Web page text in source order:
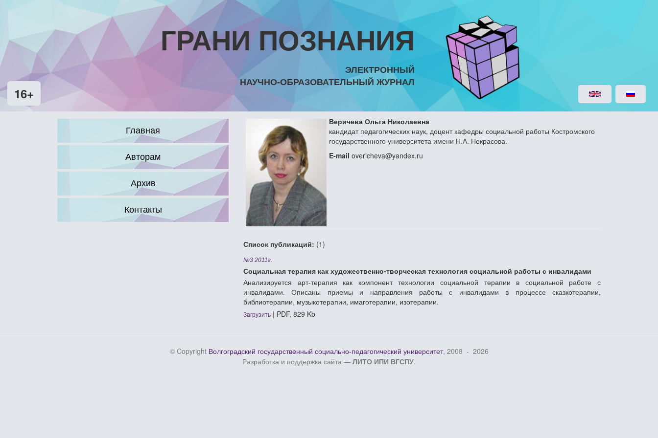
ГРАНИ ПОЗНАНИЯ
ЭЛЕКТРОННЫЙ
НАУЧНО-ОБРАЗОВАТЕЛЬНЫЙ ЖУРНАЛ
16+
Главная
Авторам
Архив
Контакты
Веричева Ольга Николаевна
кандидат педагогических наук, доцент кафедры социальной работы Костромского
государственного университета имени Н.А. Некрасова.
E-mail overicheva@yandex.ru
Список публикаций: (1)
№3 2011г.
Социальная терапия как художественно-творческая технология социальной работы с инвалидами
Анализируется арт-терапия как компонент технологии социальной терапии в социальной работе с
инвалидами. Описаны приемы и направления работы с инвалидами в процессе сказкотерапии,
библиотерапии, музыкотерапии, имаготерапии, изотерапии.
Загрузить | PDF, 829 Kb
© Copyright Волгоградский государственный социально-педагогический университет, 2008 - 2026
Разработка и поддержка сайта — ЛИТО ИПИ ВГСПУ.